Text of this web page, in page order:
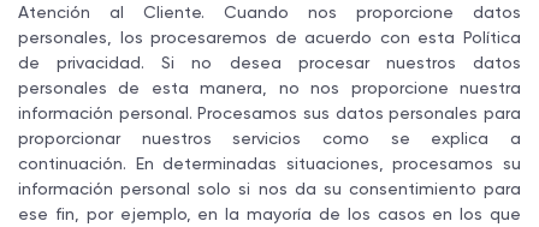
Atención al Cliente. Cuando nos proporcione datos
personales, los procesaremos de acuerdo con esta Política
de privacidad. Si no desea procesar nuestros datos
personales de esta manera, no nos proporcione nuestra
información personal. Procesamos sus datos personales para
proporcionar nuestros servicios como se explica a
continuación. En determinadas situaciones, procesamos su
información personal solo si nos da su consentimiento para
ese fin, por ejemplo, en la mayoría de los casos en los que